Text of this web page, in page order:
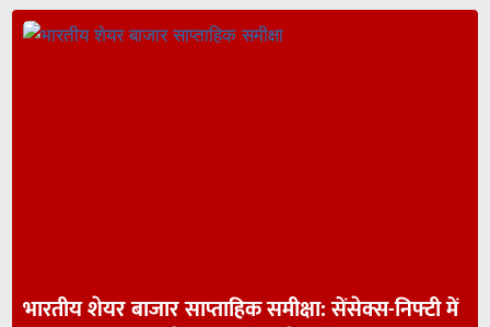
भारतीय शेयर बाजार साप्ताहिक समीक्षा: सेंसेक्स-निफ्टी में